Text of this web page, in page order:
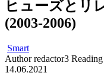
ヒューズとリ
(2003-2006)
Smart
Author redactor3 Reading
14.06.2021